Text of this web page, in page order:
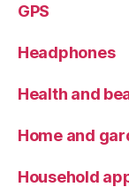
GPS
Headphones
Health and
Home and
Household